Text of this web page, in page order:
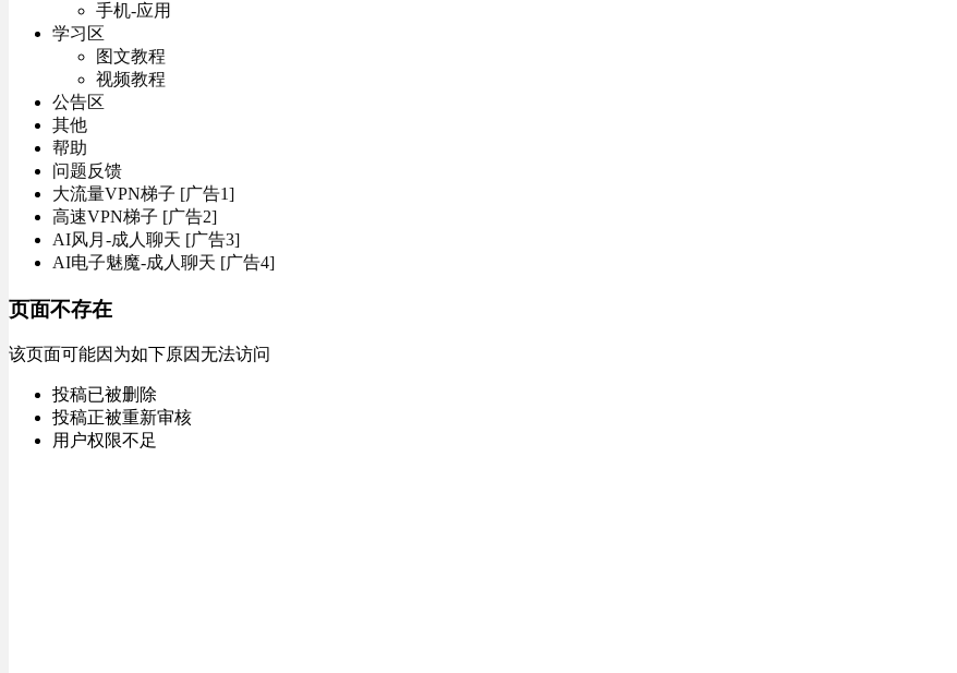
手机-应用
学习区
图文教程
视频教程
公告区
其他
帮助
问题反馈
大流量VPN梯子 [广告1]
高速VPN梯子 [广告2]
AI风月-成人聊天 [广告3]
AI电子魅魔-成人聊天 [广告4]
页面不存在
该页面可能因为如下原因无法访问
投稿已被删除
投稿正被重新审核
用户权限不足